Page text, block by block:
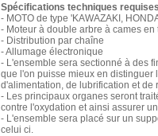
Spécifications techniques
- MOTO de type 'KAWAZAKI,
- Moteur à double arbre à cames en
- Distribution par chaîne
- Allumage électronique
- L'ensemble sera sectionné à des
que l'on puisse mieux en distinguer
d'alimentation, de lubrification et de
- Les principaux organes seront
contre l'oxydation et ainsi assurer
- L'ensemble sera placé sur un
celui ci.